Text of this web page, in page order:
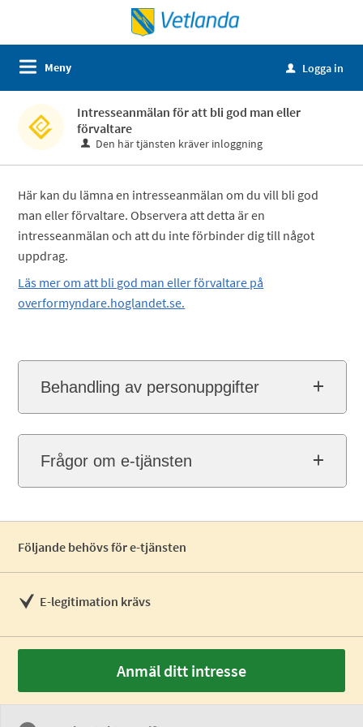
Meny u Logga in
Intresseanmälan för att bli god man eller
förvaltare
Den här tjänsten kräver inloggning
Här kan du lämna en intresseanmälan om du vill bli god
man eller förvaltare. Observera att detta är en
intresseanmälan och att du inte förbinder dig till något
uppdrag.
Läs mer om att bli god man eller förvaltare på
overformyndare.hoglandet.se.
Behandling av personuppgifter
Frågor om e-tjänsten
Följande behövs för e-tjänsten
E-legitimation krävs
Anmäl ditt intresse